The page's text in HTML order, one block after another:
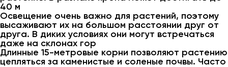
40 м
Освещение очень важно для растений, поэтому
высаживают их на большом расстоянии друг от
друга. В диких условиях они могут встречаться
даже на склонах гор
Длинные 15-метровые корни позволяют растению
цепляться за каменистые и соленые почвы. Часто